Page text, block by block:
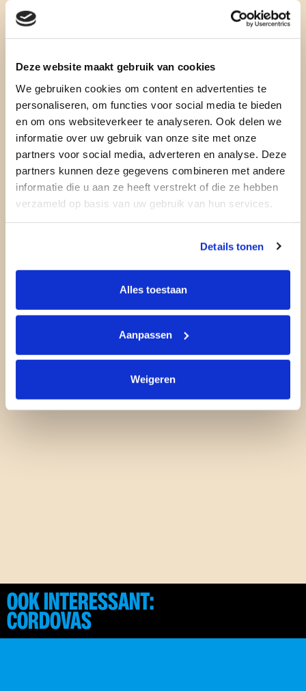
Deze website maakt gebruik van cookies
We gebruiken cookies om content en advertenties te
personaliseren, om functies voor social media te bieden
en om ons websiteverkeer te analyseren. Ook delen we
informatie over uw gebruik van onze site met onze
partners voor social media, adverteren en analyse. Deze
partners kunnen deze gegevens combineren met andere
informatie die u aan ze heeft verstrekt of die ze hebben
verzameld op basis van uw gebruik van hun services.
Details tonen
Alles toestaan
Aanpassen
Weigeren
Fotocredits: Thomas Richard Mertens
OOK INTERESSANT:
CORDOVAS